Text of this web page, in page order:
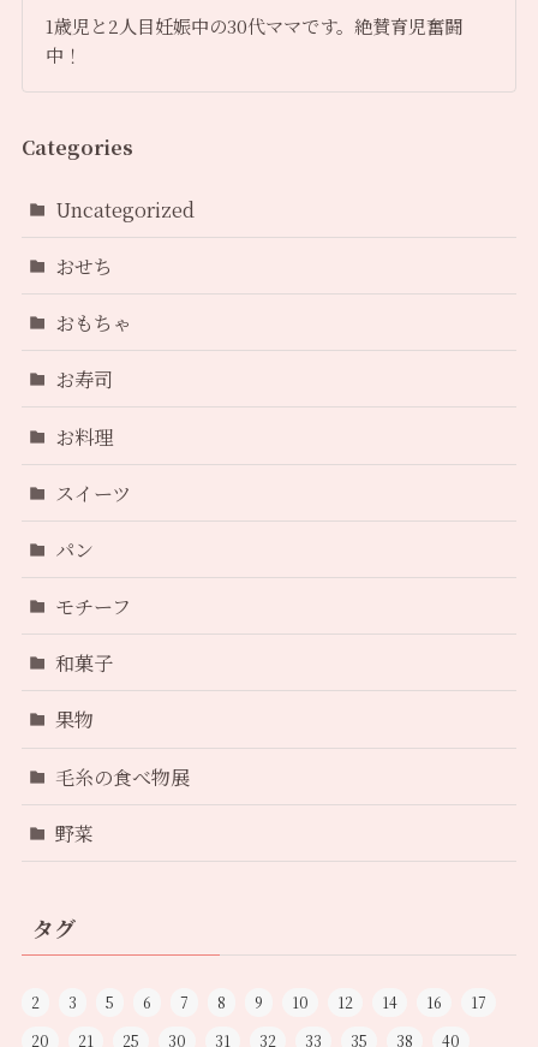
1歳児と2人目妊娠中の30代ママです。絶賛育児奮闘
中！
Categories
Uncategorized
おせち
おもちゃ
お寿司
お料理
スイーツ
パン
モチーフ
和菓子
果物
毛糸の食べ物展
野菜
タグ
2 3 5 6 7 8 9 10 12 14 16
17
20
21 25 30 31 32 33 35 38 40